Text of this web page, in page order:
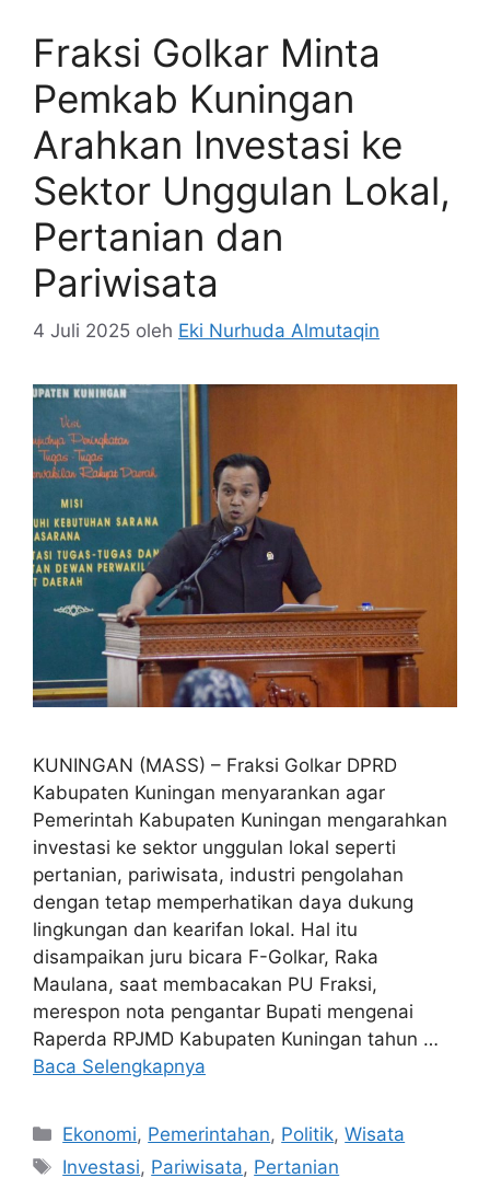
Fraksi Golkar Minta
Pemkab Kuningan
Arahkan Investasi ke
Sektor Unggulan Lokal,
Pertanian dan
Pariwisata
4 Juli 2025 oleh Eki Nurhuda Almutaqin
KUNINGAN (MASS) – Fraksi Golkar DPRD
Kabupaten Kuningan menyarankan agar
Pemerintah Kabupaten Kuningan mengarahkan
investasi ke sektor unggulan lokal seperti
pertanian, pariwisata, industri pengolahan
dengan tetap memperhatikan daya dukung
lingkungan dan kearifan lokal. Hal itu
disampaikan juru bicara F-Golkar, Raka
Maulana, saat membacakan PU Fraksi,
merespon nota pengantar Bupati mengenai
Raperda RPJMD Kabupaten Kuningan tahun …
Baca Selengkapnya
Kategori
Ekonomi, Pemerintahan, Politik,Wisata
Tag
Investasi, Pariwisata, Pertanian